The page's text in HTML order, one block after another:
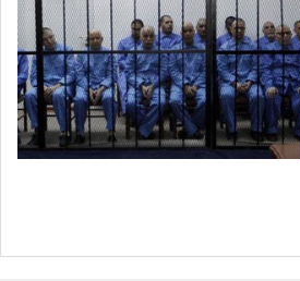
美军导弹驱逐舰抵达黑海旨在威慑俄罗斯